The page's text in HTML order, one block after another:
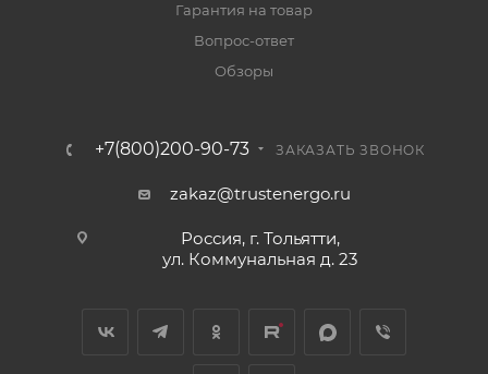
Гарантия на товар
Вопрос-ответ
Обзоры
+7(800)200-90-73 ЗАКАЗАТЬ ЗВОНОК
zakaz@trustenergo.ru
Россия, г. Тольятти,
ул. Коммунальная д. 23